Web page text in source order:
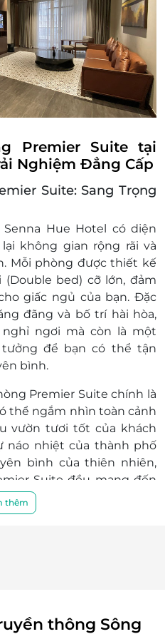
giường phụ: 650,000
trước ngày đến lưu trú
Giai đoạn cao điểm
14h00 / Giờ trả phòng:
out muộn: tùy thuộc
và có thể sẽ phụ thu
sạn
tư vấn (9h-20h): 1900
6680 8757
cho ngày thường,
lễ tết và mùa cao điểm
cập nhật thường xuyên,
lợi vui lòng liên hệ với
tra về tình trạng phòng,
các khoản phụ thu
phòng và thanh toán.
với LifeLink, chúng tôi
trách nhiệm
phí; tính phí dịch vụ
đến ngày khách đến
Không hủy, hoàn, thay
và Lễ Tết
không có giá trị quy
Premier Suite tại
Nghiệm Đẳng Cấp
Suite: Sang Trọng
Senna Hue Hotel có diện
không gian rộng rãi và
Mỗi phòng được thiết kế
(Double bed) cỡ lớn, đảm
giấc ngủ của bạn. Đặc
đãng và bố trí hài hòa,
ngơi mà còn là một
để bạn có thể tận
bình.
Premier Suite chính là
thể ngắm nhìn toàn cảnh
vườn tươi tốt của khách
náo nhiệt của thành phố
bình của thiên nhiên,
Suite đều mang đến
thư giãn tuyệt vời.
thêm
thông Sông